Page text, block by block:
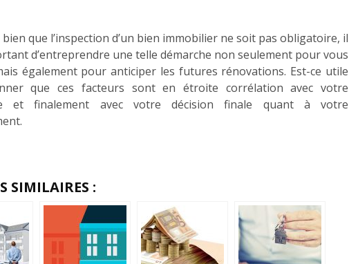
bien que l’inspection d’un bien immobilier ne soit pas obligatoire, il
d’entreprendre une telle démarche non seulement pour vous
également pour anticiper les futures rénovations. Est-ce utile
que ces facteurs sont en étroite corrélation avec votre
et finalement avec votre décision finale quant à votre
SIMILAIRES :